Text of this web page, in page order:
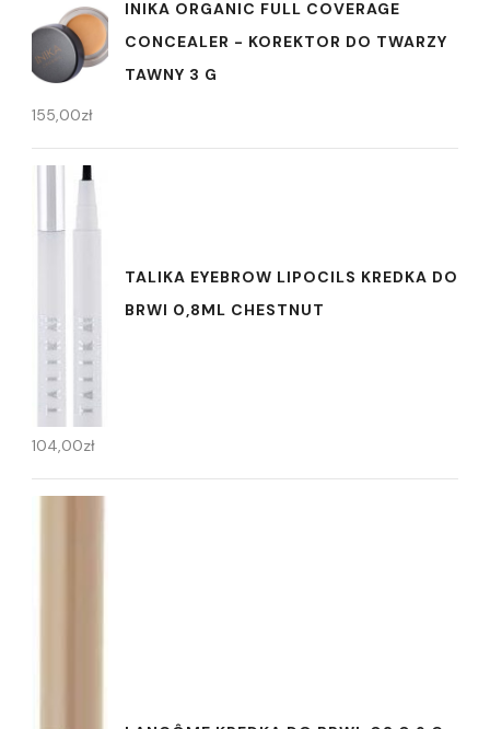
INIKA ORGANIC FULL COVERAGE
CONCEALER - KOREKTOR DO TWARZY
TAWNY 3 G
155,00zł
TALIKA EYEBROW LIPOCILS KREDKA DO
BRWI 0,8ML CHESTNUT
104,00zł